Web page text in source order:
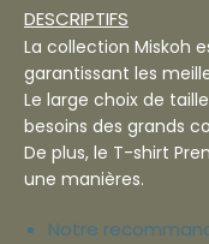
DESCRIPTIFS
La collection Miskoh
garantissant les
Le large choix de
besoins des grands
De plus, le T-shirt
une manières.
Notre